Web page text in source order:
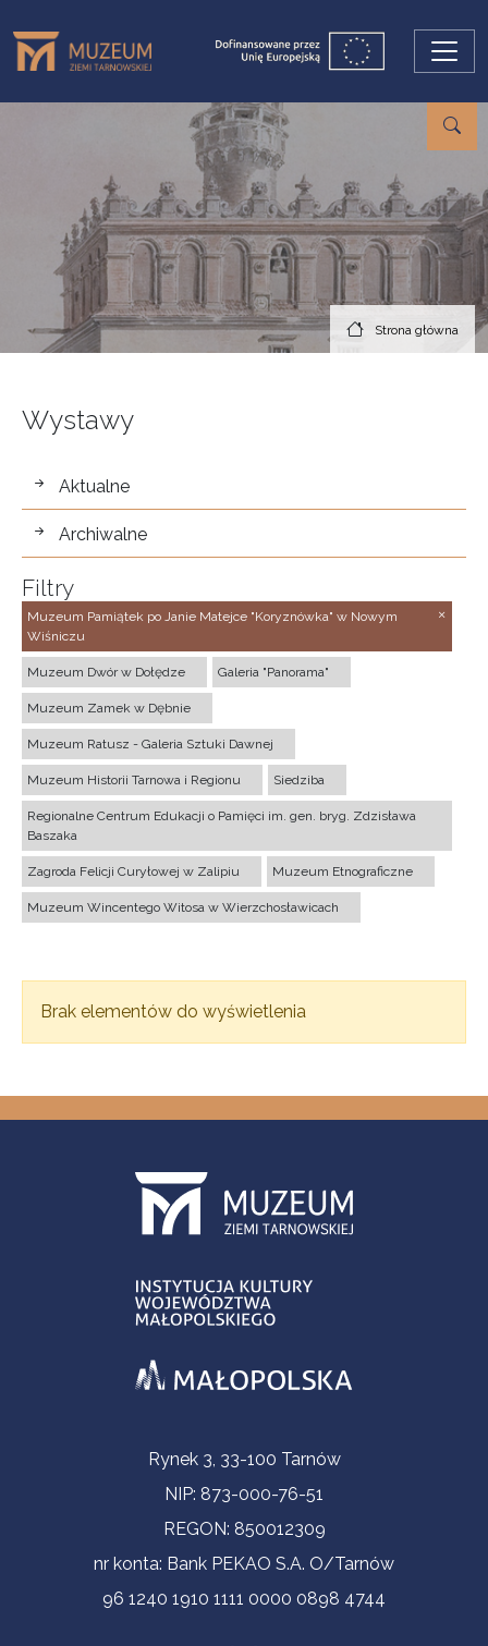
Strona główna
Wystawy
wystawy
Aktualne
Archiwalne
Filtry
Muzeum Pamiątek po Janie Matejce "Koryznówka" w Nowym
Wiśniczu
Muzeum Dwór w Dołędze Galeria "Panorama"
Muzeum Zamek w Dębnie
Muzeum Ratusz - Galeria Sztuki Dawnej
Muzeum Historii Tarnowa i Regionu Siedziba
Regionalne Centrum Edukacji o Pamięci im. gen. bryg. Zdzisława
Baszaka
Zagroda Felicji Curyłowej w Zalipiu Muzeum Etnograficzne
Muzeum Wincentego Witosa w Wierzchosławicach
Brak elementów do wyświetlenia
Informacje kontaktoweRynek 3, 33-100 Tarnów
NIP: 873-000-76-51
REGON: 850012309
nr konta: Bank PEKAO S.A. O/Tarnów
96 1240 1910 1111 0000 0898 4744